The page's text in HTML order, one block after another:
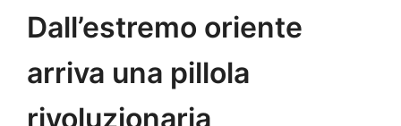
Dall’estremo oriente
arriva una pillola
rivoluzionaria